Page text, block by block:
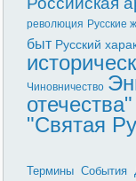
революция Русские
быт Русский
Чиновничество
"Святая
Термины События